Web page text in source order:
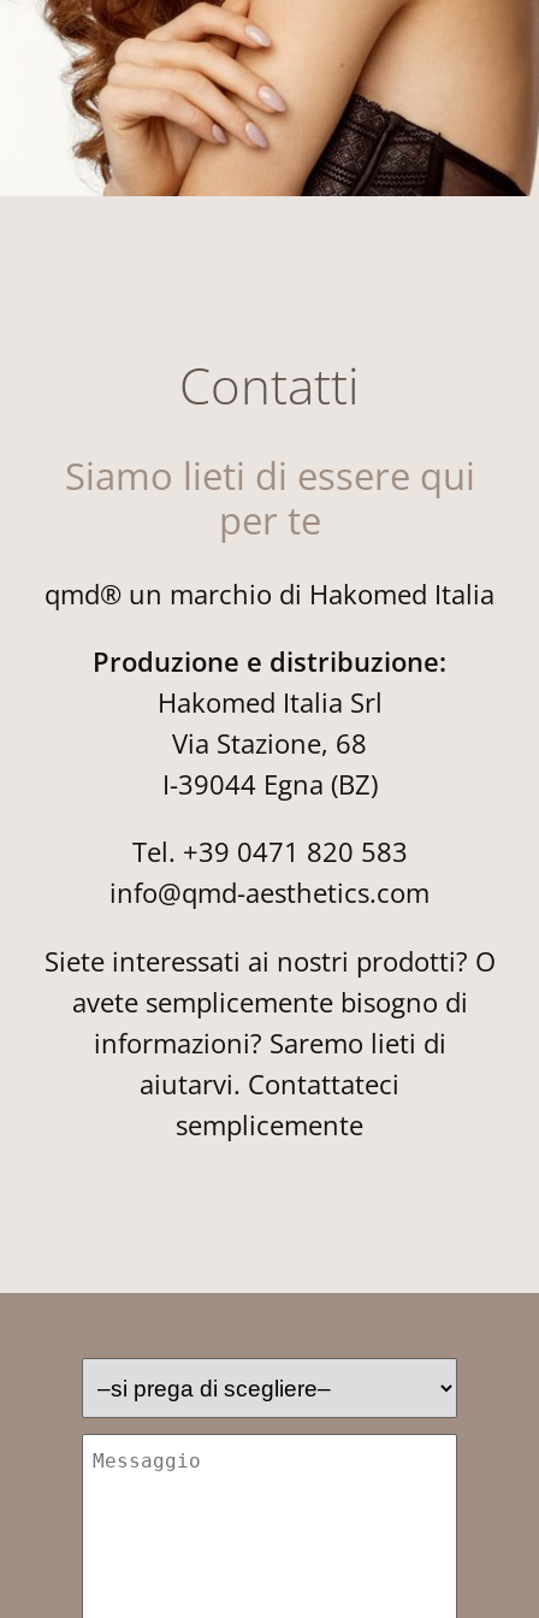
Contatti
Siamo lieti di essere qui
per te
qmd® un marchio di Hakomed Italia
Produzione e distribuzione:
Hakomed Italia Srl
Via Stazione, 68
I-39044 Egna (BZ)
Tel. +39 0471 820 583
info@qmd-aesthetics.com
Siete interessati ai nostri prodotti? O
avete semplicemente bisogno di
informazioni? Saremo lieti di
aiutarvi. Contattateci
semplicemente